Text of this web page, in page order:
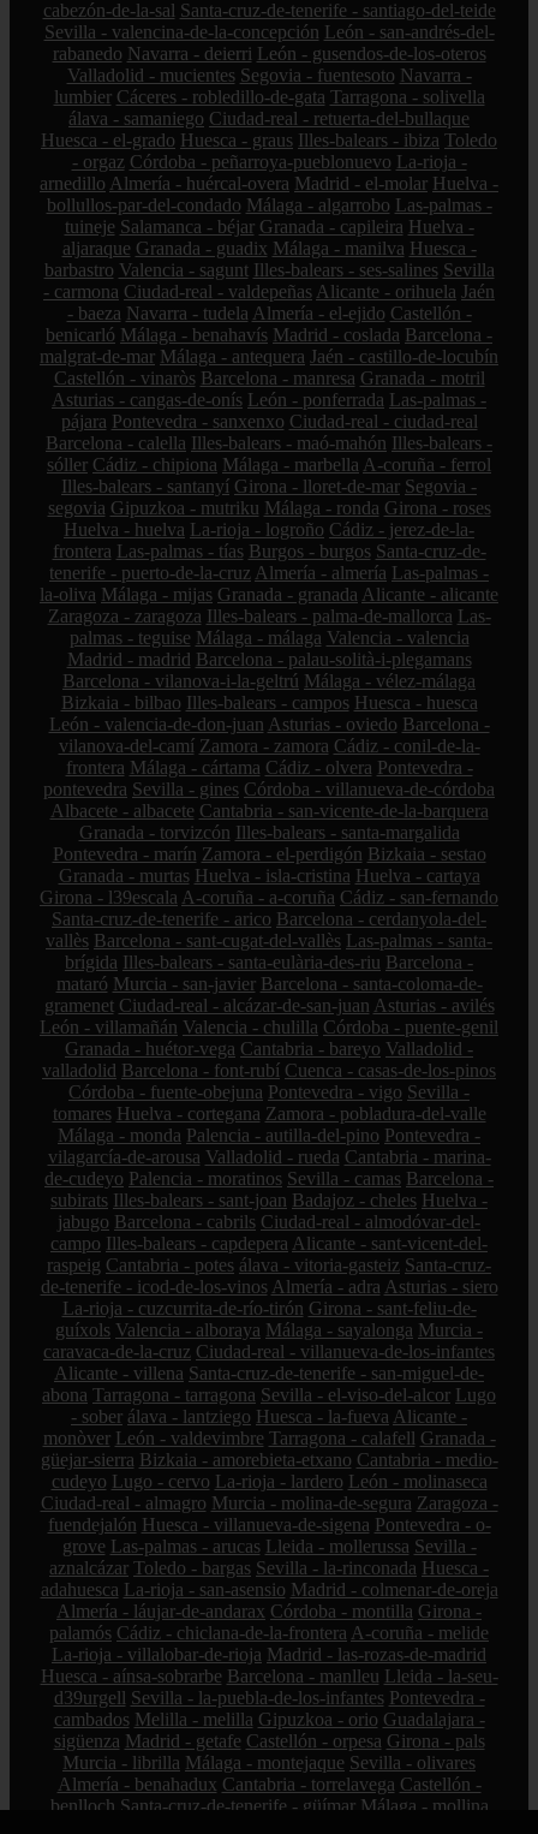
cabezón-de-la-sal Santa-cruz-de-tenerife - santiago-del-teide
Sevilla - valencina-de-la-concepción León - san-andrés-del-
rabanedo Navarra - deierri León - gusendos-de-los-oteros
Valladolid - mucientes Segovia - fuentesoto Navarra -
lumbier Cáceres - robledillo-de-gata Tarragona - solivella
álava - samaniego Ciudad-real - retuerta-del-bullaque
Huesca - el-grado Huesca - graus Illes-balears - ibiza Toledo
- orgaz Córdoba - peñarroya-pueblonuevo La-rioja -
arnedillo Almería - huércal-overa Madrid - el-molar Huelva -
bollullos-par-del-condado Málaga - algarrobo Las-palmas -
tuineje Salamanca - béjar Granada - capileira Huelva -
aljaraque Granada - guadix Málaga - manilva Huesca -
barbastro Valencia - sagunt Illes-balears - ses-salines Sevilla
- carmona Ciudad-real - valdepeñas Alicante - orihuela Jaén
- baeza Navarra - tudela Almería - el-ejido Castellón -
benicarló Málaga - benahavís Madrid - coslada Barcelona -
malgrat-de-mar Málaga - antequera Jaén - castillo-de-locubín
Castellón - vinaròs Barcelona - manresa Granada - motril
Asturias - cangas-de-onís León - ponferrada Las-palmas -
pájara Pontevedra - sanxenxo Ciudad-real - ciudad-real
Barcelona - calella Illes-balears - maó-mahón Illes-balears -
sóller Cádiz - chipiona Málaga - marbella A-coruña - ferrol
Illes-balears - santanyí Girona - lloret-de-mar Segovia -
segovia Gipuzkoa - mutriku Málaga - ronda Girona - roses
Huelva - huelva La-rioja - logroño Cádiz - jerez-de-la-
frontera Las-palmas - tías Burgos - burgos Santa-cruz-de-
tenerife - puerto-de-la-cruz Almería - almería Las-palmas -
la-oliva Málaga - mijas Granada - granada Alicante - alicante
Zaragoza - zaragoza Illes-balears - palma-de-mallorca Las-
palmas - teguise Málaga - málaga Valencia - valencia
Madrid - madrid Barcelona - palau-solità-i-plegamans
Barcelona - vilanova-i-la-geltrú Málaga - vélez-málaga
Bizkaia - bilbao Illes-balears - campos Huesca - huesca
León - valencia-de-don-juan Asturias - oviedo Barcelona -
vilanova-del-camí Zamora - zamora Cádiz - conil-de-la-
frontera Málaga - cártama Cádiz - olvera Pontevedra -
pontevedra Sevilla - gines Córdoba - villanueva-de-córdoba
Albacete - albacete Cantabria - san-vicente-de-la-barquera
Granada - torvizcón Illes-balears - santa-margalida
Pontevedra - marín Zamora - el-perdigón Bizkaia - sestao
Granada - murtas Huelva - isla-cristina Huelva - cartaya
Girona - l39escala A-coruña - a-coruña Cádiz - san-fernando
Santa-cruz-de-tenerife - arico Barcelona - cerdanyola-del-
vallès Barcelona - sant-cugat-del-vallès Las-palmas - santa-
brígida Illes-balears - santa-eulària-des-riu Barcelona -
mataró Murcia - san-javier Barcelona - santa-coloma-de-
gramenet Ciudad-real - alcázar-de-san-juan Asturias - avilés
León - villamañán Valencia - chulilla Córdoba - puente-genil
Granada - huétor-vega Cantabria - bareyo Valladolid -
valladolid Barcelona - font-rubí Cuenca - casas-de-los-pinos
Córdoba - fuente-obejuna Pontevedra - vigo Sevilla -
tomares Huelva - cortegana Zamora - pobladura-del-valle
Málaga - monda Palencia - autilla-del-pino Pontevedra -
vilagarcía-de-arousa Valladolid - rueda Cantabria - marina-
de-cudeyo Palencia - moratinos Sevilla - camas Barcelona -
subirats Illes-balears - sant-joan Badajoz - cheles Huelva -
jabugo Barcelona - cabrils Ciudad-real - almodóvar-del-
campo Illes-balears - capdepera Alicante - sant-vicent-del-
raspeig Cantabria - potes álava - vitoria-gasteiz Santa-cruz-
de-tenerife - icod-de-los-vinos Almería - adra Asturias - siero
La-rioja - cuzcurrita-de-río-tirón Girona - sant-feliu-de-
guíxols Valencia - alboraya Málaga - sayalonga Murcia -
caravaca-de-la-cruz Ciudad-real - villanueva-de-los-infantes
Alicante - villena Santa-cruz-de-tenerife - san-miguel-de-
abona Tarragona - tarragona Sevilla - el-viso-del-alcor Lugo
- sober álava - lantziego Huesca - la-fueva Alicante -
monòver León - valdevimbre Tarragona - calafell Granada -
güejar-sierra Bizkaia - amorebieta-etxano Cantabria - medio-
cudeyo Lugo - cervo La-rioja - lardero León - molinaseca
Ciudad-real - almagro Murcia - molina-de-segura Zaragoza -
fuendejalón Huesca - villanueva-de-sigena Pontevedra - o-
grove Las-palmas - arucas Lleida - mollerussa Sevilla -
aznalcázar Toledo - bargas Sevilla - la-rinconada Huesca -
adahuesca La-rioja - san-asensio Madrid - colmenar-de-oreja
Almería - láujar-de-andarax Córdoba - montilla Girona -
palamós Cádiz - chiclana-de-la-frontera A-coruña - melide
La-rioja - villalobar-de-rioja Madrid - las-rozas-de-madrid
Huesca - aínsa-sobrarbe Barcelona - manlleu Lleida - la-seu-
d39urgell Sevilla - la-puebla-de-los-infantes Pontevedra -
cambados Melilla - melilla Gipuzkoa - orio Guadalajara -
sigüenza Madrid - getafe Castellón - orpesa Girona - pals
Murcia - librilla Málaga - montejaque Sevilla - olivares
Almería - benahadux Cantabria - torrelavega Castellón -
benlloch Santa-cruz-de-tenerife - güímar Málaga - mollina